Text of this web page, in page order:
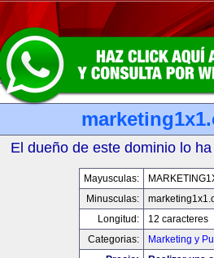
El dueño de este dominio lo
Mayusculas:
Minusculas:
Longitud:
12 caracteres
Categorias:
Marketing y